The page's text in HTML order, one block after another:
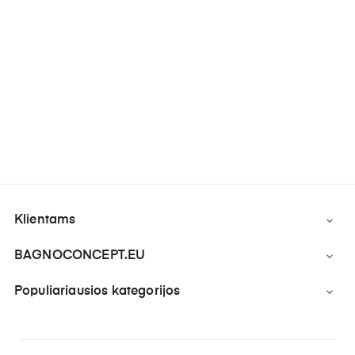
Klientams 
BAGNOCONCEPT.EU 
Populiariausios kategorijos 